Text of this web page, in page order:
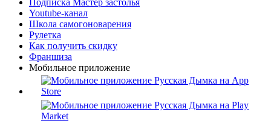
Подписка Мастер застолья
Youtube-канал
Школа самогоноварения
Рулетка
Как получить скидку
Франшиза
Мобильное приложение